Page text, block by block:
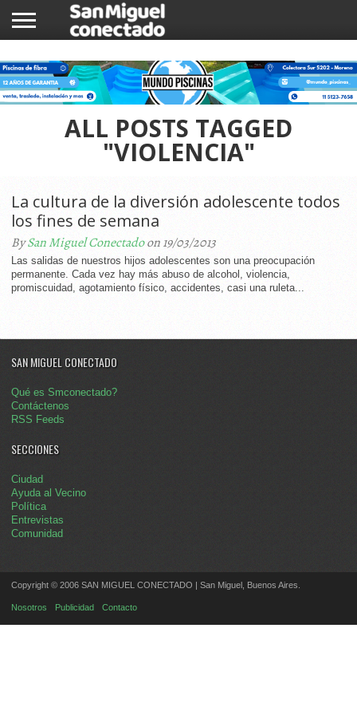
NOTICIAS
COMUNIDAD
COMERCIOS
ALL POSTS TAGGED
"VIOLENCIA"
La cultura de la diversión adolescente todos
los fines de semana
BySan Miguel Conectadoon 19/03/2013
Las salidas de nuestros hijos adolescentes son una preocupación
permanente. Cada vez hay más abuso de alcohol, violencia,
promiscuidad, agotamiento físico, accidentes, casi una ruleta...
SAN MIGUEL CONECTADO
Qué es Smconectado?
Contáctenos
RSS Feeds
SECCIONES
Ciudad
Ayuda al Vecino
Política
Entrevistas
Comunidad
Copyright © 2006 SAN MIGUEL CONECTADO | San Miguel, Buenos Aires.
Nosotros Publicidad Contacto